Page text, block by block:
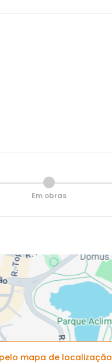
Em obras
mapa de localização